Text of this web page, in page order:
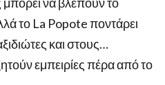
το La Popote ποντάρει
και στους…
εμπειρίες πέρα από το